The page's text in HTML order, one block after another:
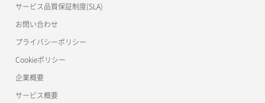
サーバー利用状況グラフ（ディスクIO）
サーバー削除
ポート削除
ポート詳細取得
ロードバランサー削除
ロードバランサー更新
ロードバランサー詳細取得
ロードバランサー追加
サービス品質保証制度(SLA)
お問い合わせ
プライバシーポリシー
Cookieポリシー
企業概要
サービス概要